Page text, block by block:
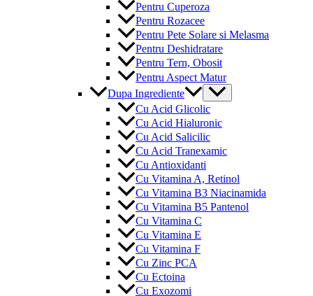
Pentru Cuperoza
Pentru Rozacee
Pentru Pete Solare si Melasma
Pentru Deshidratare
Pentru Tern, Obosit
Pentru Aspect Matur
Dupa Ingrediente
Menu
Toggle
Cu Acid Glicolic
Cu Acid Hialuronic
Cu Acid Salicilic
Cu Acid Tranexamic
Cu Antioxidanti
Cu Vitamina A, Retinol
Cu Vitamina B3 Niacinamida
Cu Vitamina B5 Pantenol
Cu Vitamina C
Cu Vitamina E
Cu Vitamina F
Cu Zinc PCA
Cu Ectoina
Cu Exozomi